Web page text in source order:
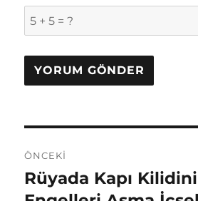
gezinmesi
ÖNCEKI
Önceki
yazı:
Rüyada Kapı